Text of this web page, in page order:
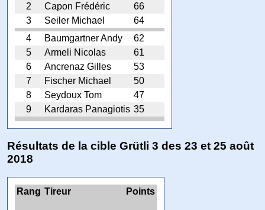
2
Capon Frédéric
66
3
Seiler Michael
64
4
Baumgartner Andy
62
5
Armeli Nicolas
61
6
Ancrenaz Gilles
53
7
Fischer Michael
50
8
Seydoux Tom
47
9
Kardaras Panagiotis 35
Résultats de la cible Grütli 3 des 23 et 25 août
2018
Rang Tireur Points